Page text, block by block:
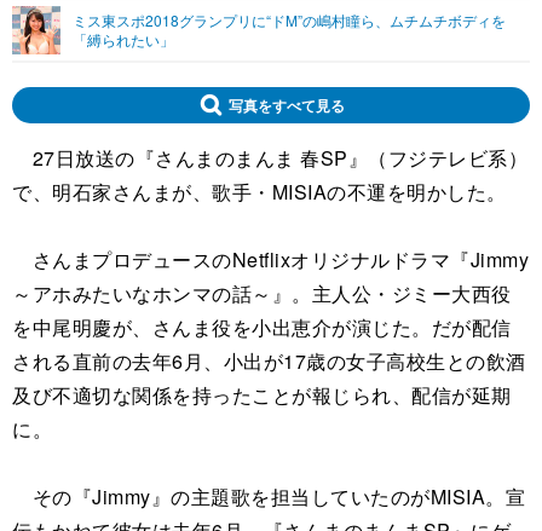
ショッピング その他
ミス東スポ2018グランプリに“ドM”の嶋村瞳ら、ムチムチボディを
「縛られたい」
写真をすべて見る
27日放送の『さんまのまんま 春SP』（フジテレビ系）
で、明石家さんまが、歌手・MISIAの不運を明かした。
さんまプロデュースのNetflixオリジナルドラマ『Jimmy
～アホみたいなホンマの話～』。主人公・ジミー大西役
を中尾明慶が、さんま役を小出恵介が演じた。だが配信
される直前の去年6月、小出が17歳の女子高校生との飲酒
及び不適切な関係を持ったことが報じられ、配信が延期
に。
その『Jimmy』の主題歌を担当していたのがMISIA。宣